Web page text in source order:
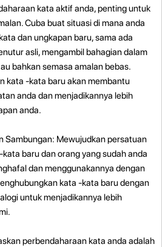
kata aktif anda, penting untuk
Cuba buat situasi di mana anda
dan ungkapan baru, sama ada
asli, mengambil bahagian dalam
bahkan semasa amalan bebas.
kata -kata baru akan membantu
anda dan menjadikannya lebih
anda.
Sambungan: Mewujudkan persatuan
baru dan orang yang sudah anda
dan menggunakannya dengan
kata -kata baru dengan
untuk menjadikannya lebih
perbendaharaan kata anda adalah